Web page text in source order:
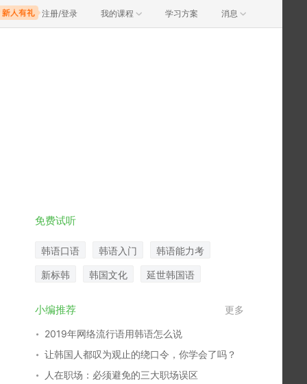
注册/登录 我的课程 学习方案 消息
免费试听
韩语口语 韩语入门 韩语能力考
新标韩 韩国文化 延世韩国语
小编推荐 更多
2019年网络流行语用韩语怎么说
让韩国人都叹为观止的绕口令，你学会了吗？
人在职场：必须避免的三大职场误区